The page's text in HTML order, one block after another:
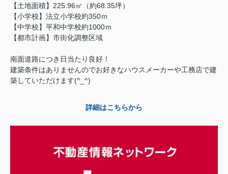
【土地面積】225.96㎡（約68.35坪）
【小学校】法立小学校約350ｍ
【中学校】平和中学校約1000ｍ
【都市計画】市街化調整区域
南面道路につき日当たり良好！
建築条件はありませんのでお好きなハウスメーカーや工務店で建
築していただけます(^_^)
詳細はこちらから